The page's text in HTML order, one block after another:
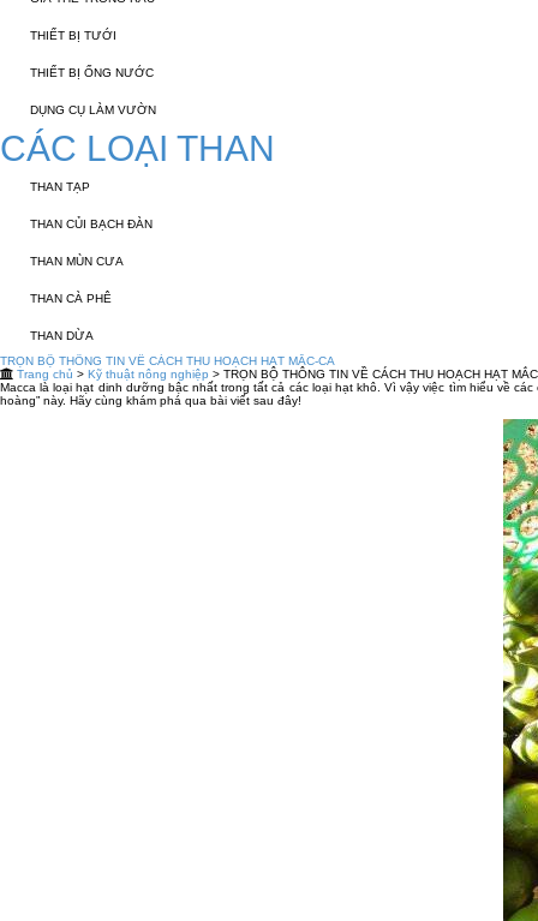
THIẾT BỊ TƯỚI
THIẾT BỊ ỐNG NƯỚC
DỤNG CỤ LÀM VƯỜN
CÁC LOẠI THAN
THAN TẠP
THAN CỦI BẠCH ĐÀN
THAN MÙN CƯA
THAN CÀ PHÊ
THAN DỪA
TRỌN BỘ THÔNG TIN VỀ CÁCH THU HOẠCH HẠT MẮC-CA
Trang chủ > Kỹ thuật nông nghiệp > TRỌN BỘ THÔNG TIN VỀ CÁCH THU HOẠCH HẠT
Macca là loại hạt dinh dưỡng bậc nhất trong tất cả các loại hạt khô. Vì vậy việc tìm hiểu về
hoàng” này. Hãy cùng khám phá qua bài viết sau đây!